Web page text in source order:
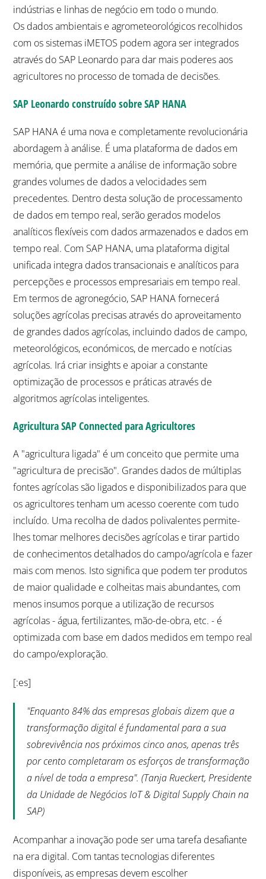
indústrias e linhas de negócio em todo o mundo.
Os dados ambientais e agrometeorológicos recolhidos
com os sistemas iMETOS podem agora ser integrados
através do SAP Leonardo para dar mais poderes aos
agricultores no processo de tomada de decisões.
SAP Leonardo construído sobre SAP HANA
SAP HANA é uma nova e completamente revolucionária
abordagem à análise. É uma plataforma de dados em
memória, que permite a análise de informação sobre
grandes volumes de dados a velocidades sem
precedentes. Dentro desta solução de processamento
de dados em tempo real, serão gerados modelos
analíticos flexíveis com dados armazenados e dados em
tempo real. Com SAP HANA, uma plataforma digital
unificada integra dados transacionais e analíticos para
percepções e processos empresariais em tempo real.
Em termos de agronegócio, SAP HANA fornecerá
soluções agrícolas precisas através do aproveitamento
de grandes dados agrícolas, incluindo dados de campo,
meteorológicos, económicos, de mercado e notícias
agrícolas. Irá criar insights e apoiar a constante
optimização de processos e práticas através de
algoritmos agrícolas inteligentes.
Agricultura SAP Connected para Agricultores
A "agricultura ligada" é um conceito que permite uma
"agricultura de precisão". Grandes dados de múltiplas
fontes agrícolas são ligados e disponibilizados para que
os agricultores tenham um acesso coerente com tudo
incluído. Uma recolha de dados polivalentes permite-
lhes tomar melhores decisões agrícolas e tirar partido
de conhecimentos detalhados do campo/agrícola e fazer
mais com menos. Isto significa que podem ter produtos
de maior qualidade e colheitas mais abundantes, com
menos insumos porque a utilização de recursos
agrícolas - água, fertilizantes, mão-de-obra, etc. - é
optimizada com base em dados medidos em tempo real
do campo/exploração.
[:es]
"Enquanto 84% das empresas globais dizem que a
transformação digital é fundamental para a sua
sobrevivência nos próximos cinco anos, apenas três
por cento completaram os esforços de transformação
a nível de toda a empresa". (Tanja Rueckert, Presidente
da Unidade de Negócios IoT & Digital Supply Chain na
SAP)
Acompanhar a inovação pode ser uma tarefa desafiante
na era digital. Com tantas tecnologias diferentes
disponíveis, as empresas devem escolher